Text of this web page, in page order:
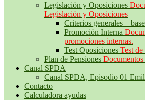
Legislación y Oposiciones
Legislación y Oposiciones
Criterios generales –
Promoción Interna
promociones internas.
Test Oposiciones Test
Plan de Pensiones Documentos
Canal SPDA
Canal SPDA, Episodio 01
Contacto
Calculadora ayudas